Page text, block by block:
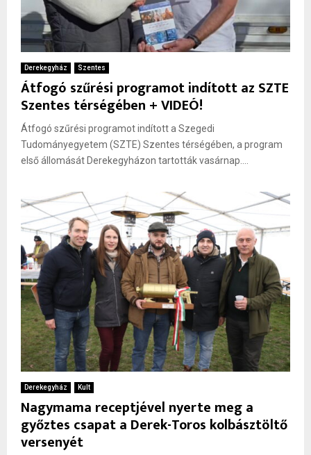
Derekegyház Szentes
Átfogó szűrési programot indított az SZTE
Szentes térségében + VIDEÓ!
Átfogó szűrési programot indított a Szegedi
Tudományegyetem (SZTE) Szentes térségében, a program
első állomását Derekegyházon tartották vasárnap....
Derekegyház Kult
Nagymama receptjével nyerte meg a
győztes csapat a Derek-Toros kolbásztöltő
versenyét